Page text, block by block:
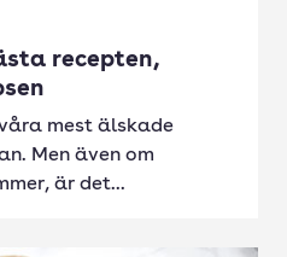
recepten,
mest älskade
Men även om
är det...